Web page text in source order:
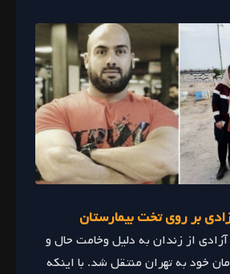
بر روی تخت بیمارستان
آزادی از زندان به دلیل وخامت حال و
خود به تهران منتقل شد. با اینکه